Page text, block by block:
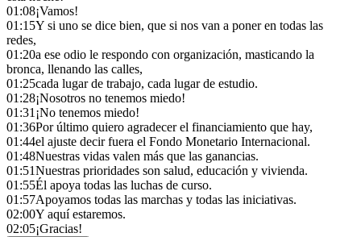
01:08¡Vamos!
01:15Y si uno se dice bien, que si nos van a poner en todas las
redes,
01:20a ese odio le respondo con organización, masticando la
bronca, llenando las calles,
01:25cada lugar de trabajo, cada lugar de estudio.
01:28¡Nosotros no tenemos miedo!
01:31¡No tenemos miedo!
01:36Por último quiero agradecer el financiamiento que hay,
01:44el ajuste decir fuera el Fondo Monetario Internacional.
01:48Nuestras vidas valen más que las ganancias.
01:51Nuestras prioridades son salud, educación y vivienda.
01:55Él apoya todas las luchas de curso.
01:57Apoyamos todas las marchas y todas las iniciativas.
02:00Y aquí estaremos.
02:05¡Gracias!